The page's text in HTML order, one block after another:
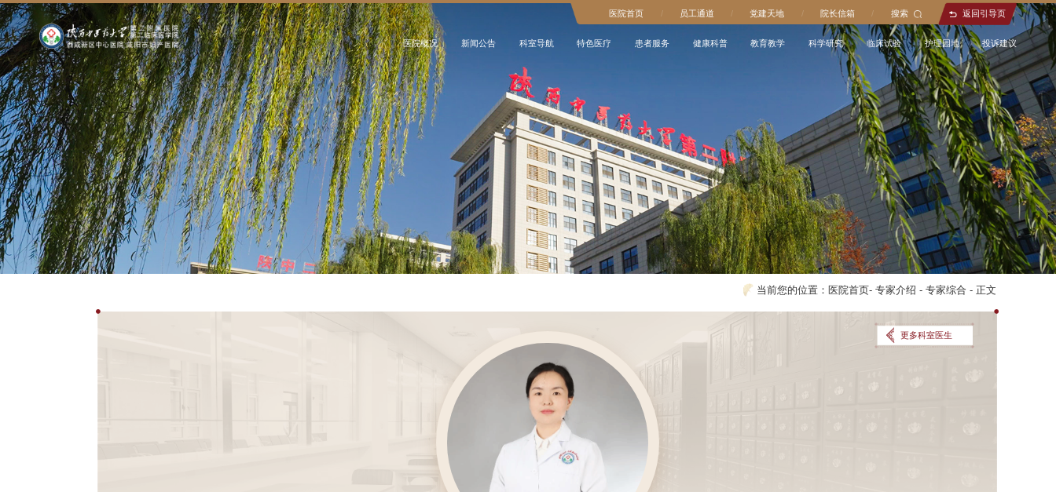
医院首页 / 员工通道 / 党建天地 / 院长信箱 / 搜索 返回引导页
医院概况 新闻公告 科室导航 特色医疗 患者服务 健康科普 教育教学 科学研究 临床试验 护理园地 投诉建议
当前您的位置： 医院首页-专家介绍 -专家综合 -正文
更多科室医生